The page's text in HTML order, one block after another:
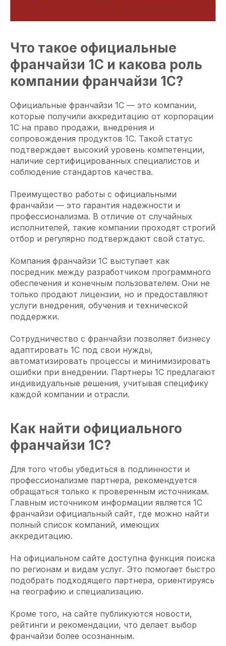
Что такое официальные
франчайзи 1С и какова роль
компании франчайзи 1С?
Официальные франчайзи 1С — это компании,
которые получили аккредитацию от корпорации
1С на право продажи, внедрения и
сопровождения продуктов 1С. Такой статус
подтверждает высокий уровень компетенции,
наличие сертифицированных специалистов и
соблюдение стандартов качества.
Преимущество работы с официальными
франчайзи — это гарантия надежности и
профессионализма. В отличие от случайных
исполнителей, такие компании проходят строгий
отбор и регулярно подтверждают свой статус.
Компания франчайзи 1С выступает как
посредник между разработчиком программного
обеспечения и конечным пользователем. Они не
только продают лицензии, но и предоставляют
услуги внедрения, обучения и технической
поддержки.
Сотрудничество с франчайзи позволяет бизнесу
адаптировать 1С под свои нужды,
автоматизировать процессы и минимизировать
ошибки при внедрении. Партнеры 1С предлагают
индивидуальные решения, учитывая специфику
каждой компании и отрасли.
Как найти официального
франчайзи 1С?
Для того чтобы убедиться в подлинности и
профессионализме партнера, рекомендуется
обращаться только к проверенным источникам.
Главным источником информации является 1С
франчайзи официальный сайт, где можно найти
полный список компаний, имеющих
аккредитацию.
На официальном сайте доступна функция поиска
по регионам и видам услуг. Это помогает быстро
подобрать подходящего партнера, ориентируясь
на географию и специализацию.
Кроме того, на сайте публикуются новости,
рейтинги и рекомендации, что делает выбор
франчайзи более осознанным.